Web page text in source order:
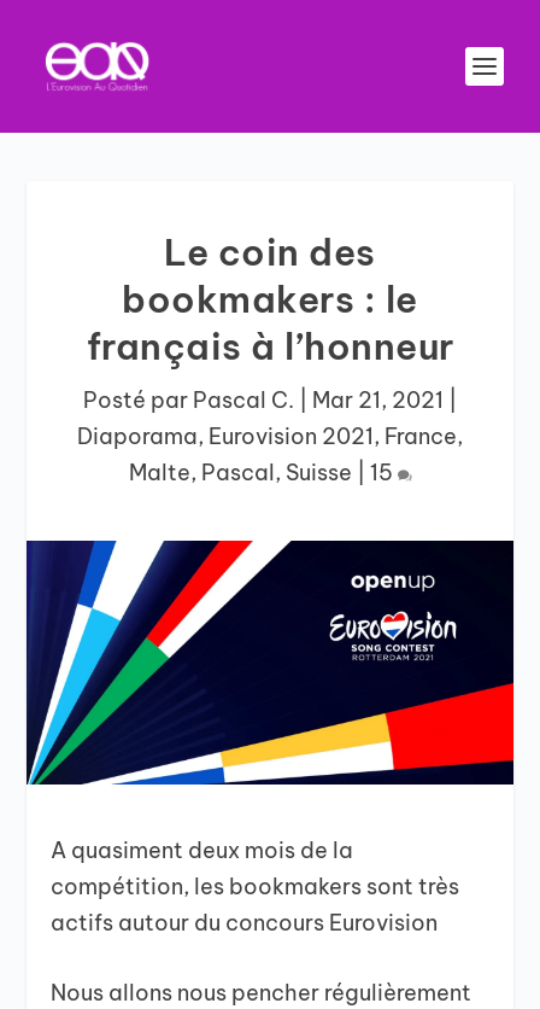
Le coin des
bookmakers : le
français à l’honneur
Posté par Pascal C. Mar 21, 2021
Diaporama, Eurovision 2021, France,
Malte, Pascal, Suisse 15
A quasiment deux mois de la
compétition, les bookmakers sont très
actifs autour du concours Eurovision
Nous allons nous pencher régulièrement